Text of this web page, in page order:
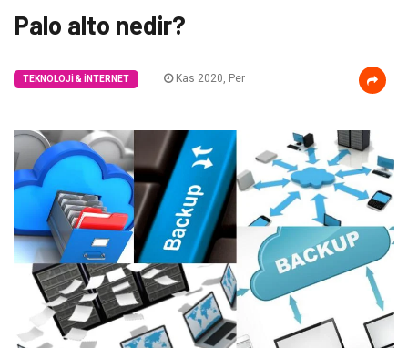
Palo alto nedir?
TEKNOLOJI & İNTERNET Kas 2020, Per